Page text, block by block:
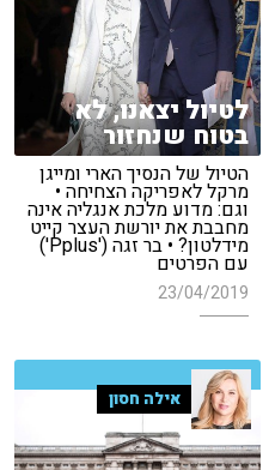
לטיול יצאנו, לא
בטוח שנחזור
הטיול של הנסיך הארי ומייגן
מרקל לאפריקה הצחיחה •
וגם: מדוע מלכת אנגליה אינה
מחבבת את יורשת העצר קייט
מידלטון? • בר זגה ('Pplus')
עם הפרטים
23/04/2019
אילה חסון